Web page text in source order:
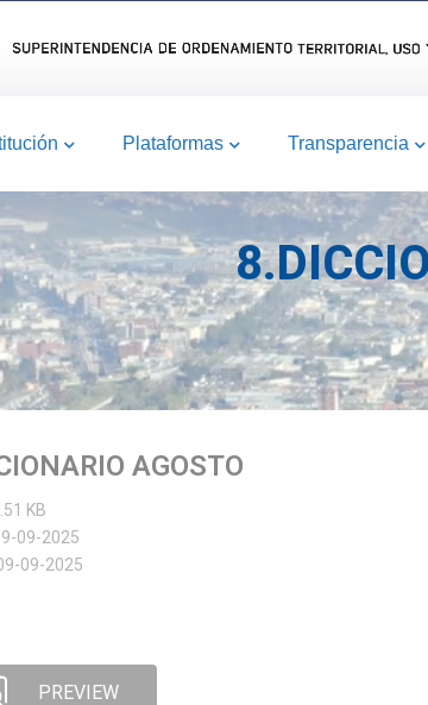
Plataformas Transparencia
AGOSTO
KB
09-2025
09-2025
PREVIEW